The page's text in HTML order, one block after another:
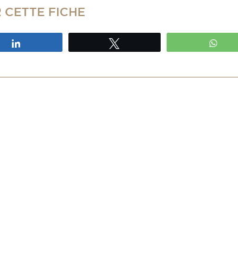
FICHE